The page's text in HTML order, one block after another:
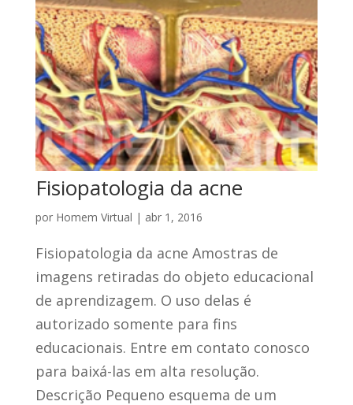
Fisiopatologia da acne
por Homem Virtual | abr 1, 2016
Fisiopatologia da acne Amostras de
imagens retiradas do objeto educacional
de aprendizagem. O uso delas é
autorizado somente para fins
educacionais. Entre em contato conosco
para baixá-las em alta resolução.
Descrição Pequeno esquema de um